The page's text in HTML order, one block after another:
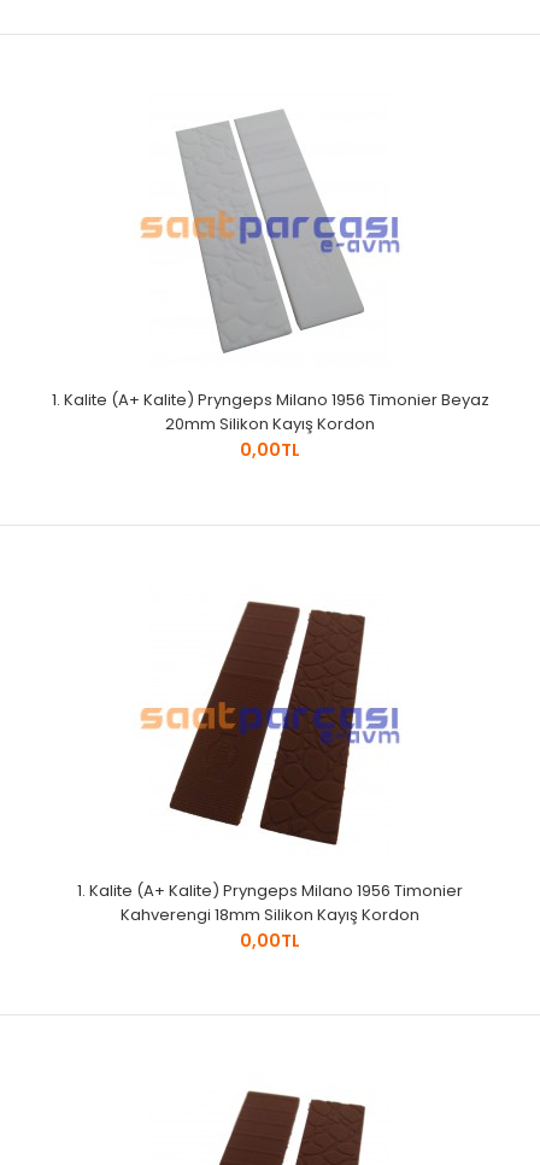
1. Kalite (A+ Kalite) Pryngeps Milano 1956 Timonier Beyaz
20mm Silikon Kayış Kordon
0,00TL
1. Kalite (A+ Kalite) Pryngeps Milano 1956 Timonier
Kahverengi 18mm Silikon Kayış Kordon
0,00TL